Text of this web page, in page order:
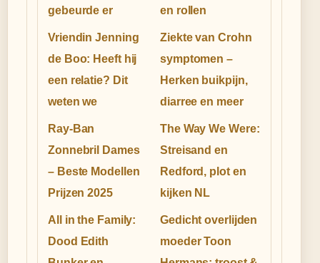
gebeurde er
en rollen
Vriendin Jenning
de Boo: Heeft hij
een relatie? Dit
weten we
Ziekte van Crohn
symptomen –
Herken buikpijn,
diarree en meer
Ray-Ban
Zonnebril Dames
– Beste Modellen
Prijzen 2025
The Way We Were:
Streisand en
Redford, plot en
kijken NL
All in the Family:
Dood Edith
Gedicht overlijden
moeder Toon